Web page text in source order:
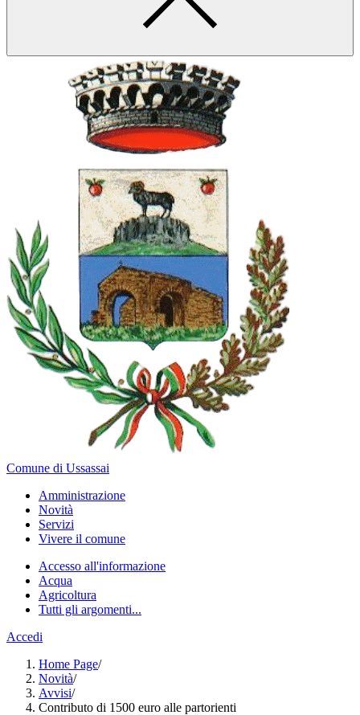
Comune di Ussassai
Amministrazione
Novità
Servizi
Vivere il comune
Accesso all'informazione
Acqua
Agricoltura
Tutti gli argomenti...
Accedi
Home Page/
Novità/
Avvisi/
Contributo di 1500 euro alle partorienti